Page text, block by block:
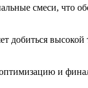
смеси, что
добиться
и